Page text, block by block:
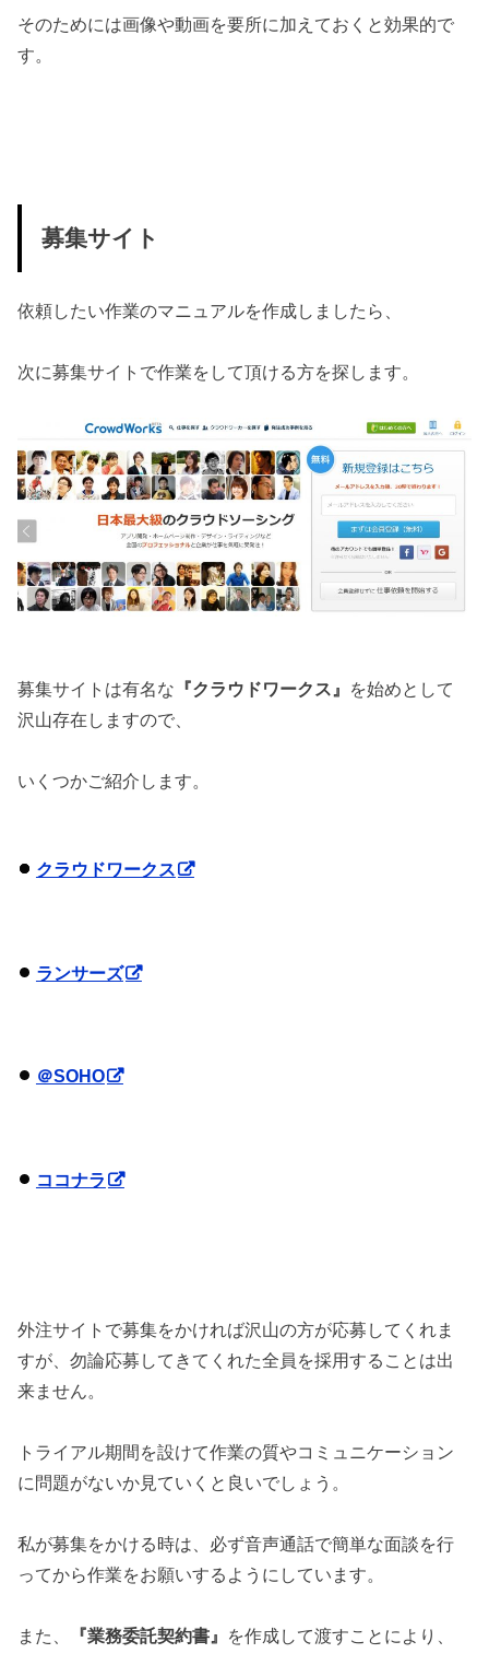
そのためには画像や動画を要所に加えておくと効果的で
す。
募集サイト
依頼したい作業のマニュアルを作成しましたら、
次に募集サイトで作業をして頂ける方を探します。
募集サイトは有名な 『クラウドワークス』 を始めとして
沢山存在しますので、
いくつかご紹介します。
クラウドワークス
ランサーズ
＠SOHO
ココナラ
外注サイトで募集をかければ沢山の方が応募してくれま
すが、勿論応募してきてくれた全員を採用することは出
来ません。
トライアル期間を設けて作業の質やコミュニケーション
に問題がないか見ていくと良いでしょう。
私が募集をかける時は、必ず音声通話で簡単な面談を行
ってから作業をお願いするようにしています。
また、 『業務委託契約書』 を作成して渡すことにより、